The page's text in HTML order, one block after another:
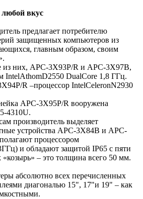
вкус
предлагает потребителю
защищенных компьютеров из
главным образом, своим
них, APC-3X93P/R и APC-3X97B,
IntelAthomD2550 DualCore 1,8 ГГц.
R –процессор IntelCeleronN2930
APC-3X95P/R вооружена
4310U.
производитель выделяет
устройства APC-3X84B и APC-
процессором
и обладают защитой IP65 c пяти
– это толщина всего 50 мм.
абсолютно всех перечисленных
диагональю 15", 17"и 19" – как